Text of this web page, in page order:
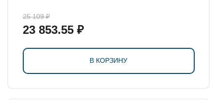
25 109 ₽
23 853.55 ₽
В КОРЗИНУ